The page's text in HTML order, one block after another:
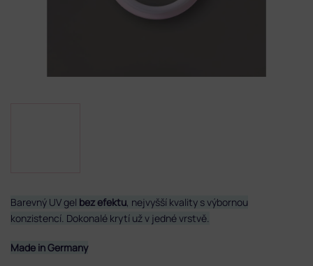
Barevný UV gel bez efektu, nejvyšší kvality s výbornou
konzistencí. Dokonalé krytí už v jedné vrstvě.
Made in Germany